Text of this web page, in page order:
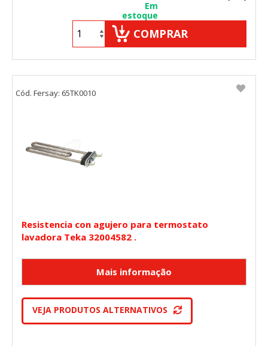
Em
estoque
COMPRAR
Resistencia con agujero para termostato
lavadora Teka 32004582 .
VEJA PRODUTOS ALTERNATIVOS
Cód. Fersay: 65TK0010